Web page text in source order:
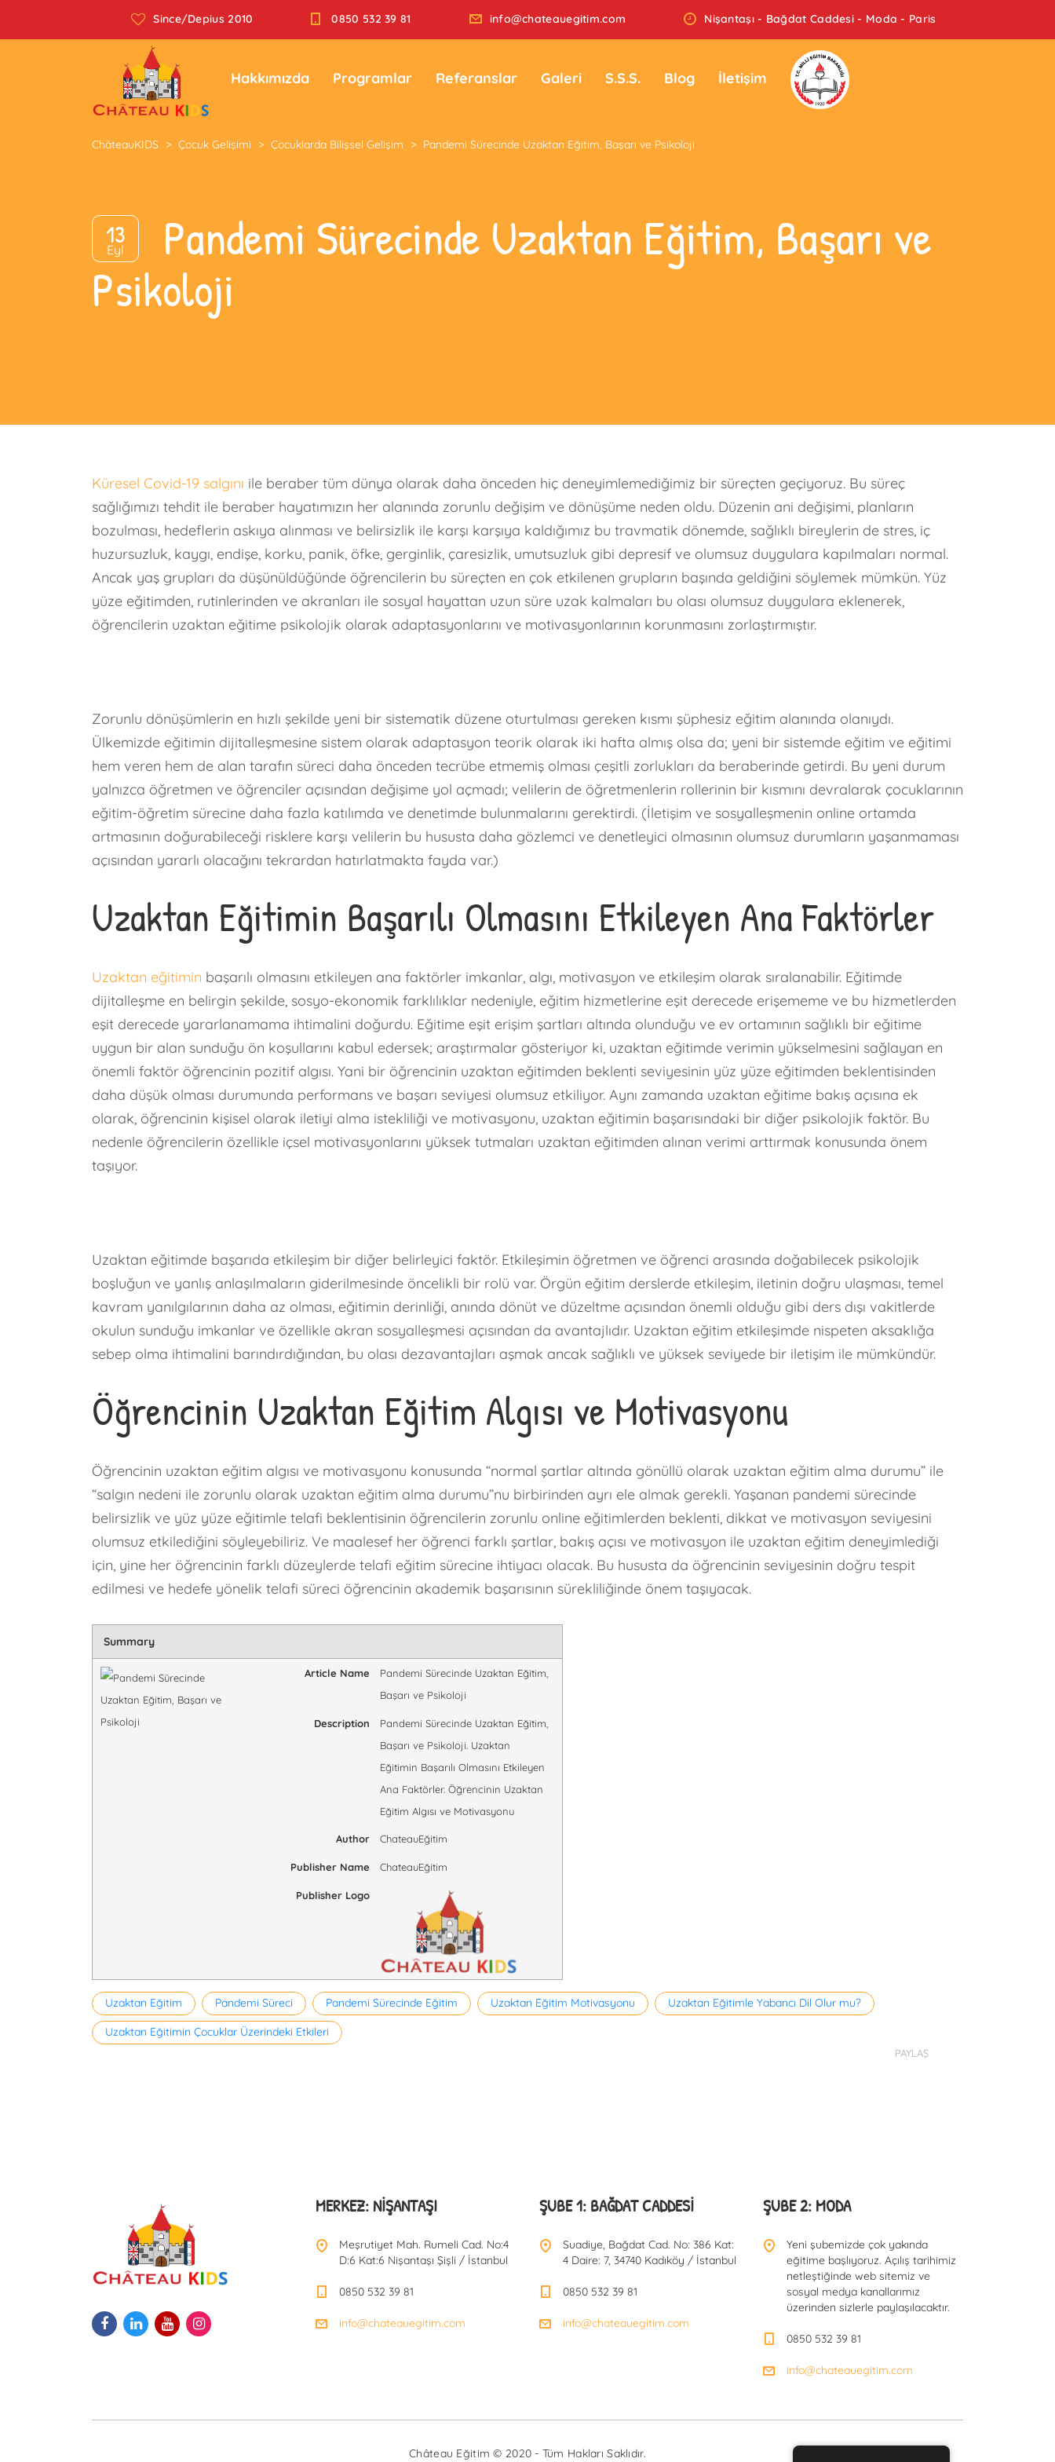
Since/Depius 2010 0850 532 39 81 info@chateauegitim.com Nişantaşı - Bağdat Caddesi - Moda - Paris
Hakkımızda Programlar Referanslar Galeri S.S.S. Blog İletişim
ChâteauKIDS > Çocuk Gelişimi > Çocuklarda Bilişsel Gelişim > Pandemi Sürecinde Uzaktan Eğitim, Başarı ve Psikoloji
13
Eyl
Pandemi Sürecinde Uzaktan Eğitim, Başarı ve
Psikoloji
Küresel Covid-19 salgını ile beraber tüm dünya olarak daha önceden hiç deneyimlemediğimiz bir süreçten geçiyoruz. Bu süreç
sağlığımızı tehdit ile beraber hayatımızın her alanında zorunlu değişim ve dönüşüme neden oldu. Düzenin ani değişimi, planların
bozulması, hedeflerin askıya alınması ve belirsizlik ile karşı karşıya kaldığımız bu travmatik dönemde, sağlıklı bireylerin de stres, iç
huzursuzluk, kaygı, endişe, korku, panik, öfke, gerginlik, çaresizlik, umutsuzluk gibi depresif ve olumsuz duygulara kapılmaları normal.
Ancak yaş grupları da düşünüldüğünde öğrencilerin bu süreçten en çok etkilenen grupların başında geldiğini söylemek mümkün. Yüz
yüze eğitimden, rutinlerinden ve akranları ile sosyal hayattan uzun süre uzak kalmaları bu olası olumsuz duygulara eklenerek,
öğrencilerin uzaktan eğitime psikolojik olarak adaptasyonlarını ve motivasyonlarının korunmasını zorlaştırmıştır.
Zorunlu dönüşümlerin en hızlı şekilde yeni bir sistematik düzene oturtulması gereken kısmı şüphesiz eğitim alanında olanıydı.
Ülkemizde eğitimin dijitalleşmesine sistem olarak adaptasyon teorik olarak iki hafta almış olsa da; yeni bir sistemde eğitim ve eğitimi
hem veren hem de alan tarafın süreci daha önceden tecrübe etmemiş olması çeşitli zorlukları da beraberinde getirdi. Bu yeni durum
yalnızca öğretmen ve öğrenciler açısından değişime yol açmadı; velilerin de öğretmenlerin rollerinin bir kısmını devralarak çocuklarının
eğitim-öğretim sürecine daha fazla katılımda ve denetimde bulunmalarını gerektirdi. (İletişim ve sosyalleşmenin online ortamda
artmasının doğurabileceği risklere karşı velilerin bu hususta daha gözlemci ve denetleyici olmasının olumsuz durumların yaşanmaması
açısından yararlı olacağını tekrardan hatırlatmakta fayda var.)
Uzaktan Eğitimin Başarılı Olmasını Etkileyen Ana Faktörler
Uzaktan eğitimin başarılı olmasını etkileyen ana faktörler imkanlar, algı, motivasyon ve etkileşim olarak sıralanabilir. Eğitimde
dijitalleşme en belirgin şekilde, sosyo-ekonomik farklılıklar nedeniyle, eğitim hizmetlerine eşit derecede erişememe ve bu hizmetlerden
eşit derecede yararlanamama ihtimalini doğurdu. Eğitime eşit erişim şartları altında olunduğu ve ev ortamının sağlıklı bir eğitime
uygun bir alan sunduğu ön koşullarını kabul edersek; araştırmalar gösteriyor ki, uzaktan eğitimde verimin yükselmesini sağlayan en
önemli faktör öğrencinin pozitif algısı. Yani bir öğrencinin uzaktan eğitimden beklenti seviyesinin yüz yüze eğitimden beklentisinden
daha düşük olması durumunda performans ve başarı seviyesi olumsuz etkiliyor. Aynı zamanda uzaktan eğitime bakış açısına ek
olarak, öğrencinin kişisel olarak iletiyi alma istekliliği ve motivasyonu, uzaktan eğitimin başarısındaki bir diğer psikolojik faktör. Bu
nedenle öğrencilerin özellikle içsel motivasyonlarını yüksek tutmaları uzaktan eğitimden alınan verimi arttırmak konusunda önem
taşıyor.
Uzaktan eğitimde başarıda etkileşim bir diğer belirleyici faktör. Etkileşimin öğretmen ve öğrenci arasında doğabilecek psikolojik
boşluğun ve yanlış anlaşılmaların giderilmesinde öncelikli bir rolü var. Örgün eğitim derslerde etkileşim, iletinin doğru ulaşması, temel
kavram yanılgılarının daha az olması, eğitimin derinliği, anında dönüt ve düzeltme açısından önemli olduğu gibi ders dışı vakitlerde
okulun sunduğu imkanlar ve özellikle akran sosyalleşmesi açısından da avantajlıdır. Uzaktan eğitim etkileşimde nispeten aksaklığa
sebep olma ihtimalini barındırdığından, bu olası dezavantajları aşmak ancak sağlıklı ve yüksek seviyede bir iletişim ile mümkündür.
Öğrencinin Uzaktan Eğitim Algısı ve Motivasyonu
Öğrencinin uzaktan eğitim algısı ve motivasyonu konusunda “normal şartlar altında gönüllü olarak uzaktan eğitim alma durumu” ile
“salgın nedeni ile zorunlu olarak uzaktan eğitim alma durumu”nu birbirinden ayrı ele almak gerekli. Yaşanan pandemi sürecinde
belirsizlik ve yüz yüze eğitimle telafi beklentisinin öğrencilerin zorunlu online eğitimlerden beklenti, dikkat ve motivasyon seviyesini
olumsuz etkilediğini söyleyebiliriz. Ve maalesef her öğrenci farklı şartlar, bakış açısı ve motivasyon ile uzaktan eğitim deneyimlediği
için, yine her öğrencinin farklı düzeylerde telafi eğitim sürecine ihtiyacı olacak. Bu hususta da öğrencinin seviyesinin doğru tespit
edilmesi ve hedefe yönelik telafi süreci öğrencinin akademik başarısının sürekliliğinde önem taşıyacak.
Summary
Article Name
Pandemi Sürecinde Uzaktan Eğitim,
Başarı ve Psikoloji
Description
Pandemi Sürecinde Uzaktan Eğitim,
Başarı ve Psikoloji. Uzaktan
Eğitimin Başarılı Olmasını Etkileyen
Ana Faktörler. Öğrencinin Uzaktan
Eğitim Algısı ve Motivasyonu
Author ChateauEğitim
Publisher Name ChateauEğitim
Publisher Logo
Etiketler
Uzaktan Eğitim Pandemi Süreci Pandemi Sürecinde Eğitim Uzaktan Eğitim Motivasyonu Uzaktan Eğitimle Yabancı Dil Olur mu?
Uzaktan Eğitimin Çocuklar Üzerindeki Etkileri
PAYLAŞ
MERKEZ: NIŞANTAŞI
Meşrutiyet Mah. Rumeli Cad. No:4
D:6 Kat:6 Nişantaşı Şişli / İstanbul
0850 532 39 81
info@chateauegitim.com
ŞUBE 1: BAĞDAT CADDESI
Suadiye, Bağdat Cad. No: 386 Kat:
4 Daire: 7, 34740 Kadıköy / İstanbul
0850 532 39 81
info@chateauegitim.com
ŞUBE 2: MODA
Yeni şubemizde çok yakında
eğitime başlıyoruz. Açılış tarihimiz
netleştiğinde web sitemiz ve
sosyal medya kanallarımız
üzerinden sizlerle paylaşılacaktır.
0850 532 39 81
info@chateauegitim.com
Château Eğitim © 2020 - Tüm Hakları Saklıdır.